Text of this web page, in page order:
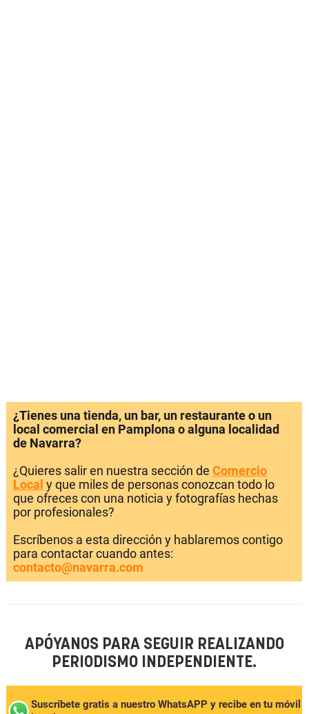
¿Tienes una tienda, un bar, un restaurante o un
local comercial en Pamplona o alguna localidad
de Navarra?
¿Quieres salir en nuestra sección de Comercio
Local y que miles de personas conozcan todo lo
que ofreces con una noticia y fotografías hechas
por profesionales?
Escríbenos a esta dirección y hablaremos contigo
para contactar cuando antes:
contacto@navarra.com
APÓYANOS PARA SEGUIR REALIZANDO
PERIODISMO INDEPENDIENTE.
Suscríbete gratis a nuestro WhatsAPP y recibe en tu móvil